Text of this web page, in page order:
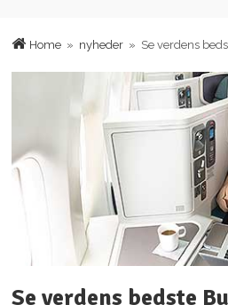
Home » nyheder » Se verdens
Se verdens bedste